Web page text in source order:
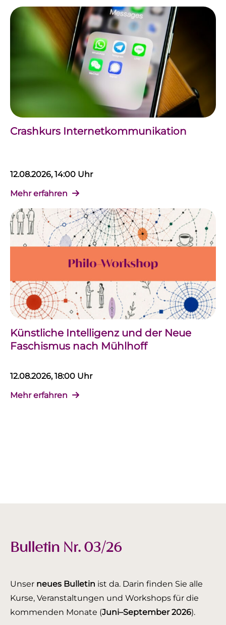
Crashkurs Internetkommunikation
12.08.2026, 14:00 Uhr
Mehr erfahren
Künstliche Intelligenz und der Neue
Faschismus nach Mühlhoff
12.08.2026, 18:00 Uhr
Mehr erfahren
Bulletin Nr. 03/26
Unser neues Bulletin ist da. Darin finden Sie alle
Kurse, Veranstaltungen und Workshops für die
kommenden Monate (Juni–September 2026).